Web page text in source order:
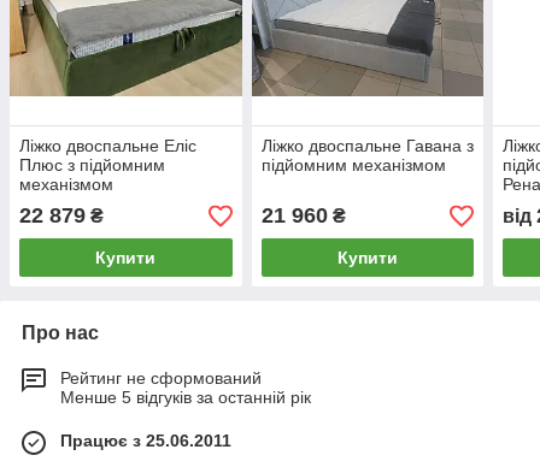
Ліжко двоспальне Еліс
Плюс з підйомним
механізмом
22 879 ₴
Купити
Ліжко двоспальне Гавана з
підйомним механізмом
21 960₴
Купити
від
Про нас
Рейтинг не сформований
Менше 5 відгуків за останній рік
Працює з 25.06.2011